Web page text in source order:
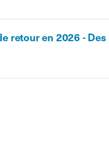
retour en 2026 -